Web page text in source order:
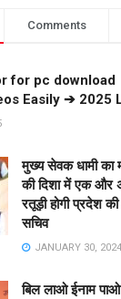
Comments
for pc download
Easily ➔ 2025
मुख्य सेवक धामी का
की दिशा में एक और
रतूड़ी होगी प्रदेश
सचिव
JANUARY 30, 2024
बिल लाओ ईनाम